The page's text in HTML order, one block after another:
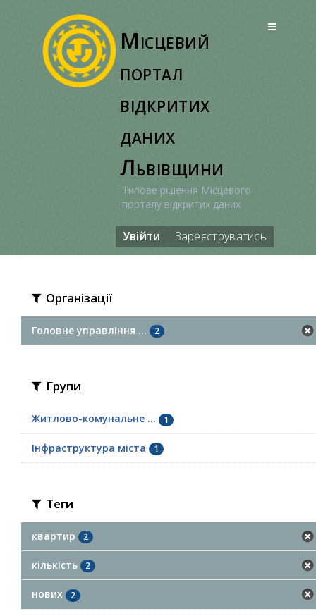
Місцевий
портал
відкритих
даних
Львівщини
Типове рішення Місцевого
порталу відкритих даних
Увійти Зареєструватись
Організації
Головне управління ... 2
Групи
Житлово-комунальне ... 1
Інфраструктура міста 1
Теги
квартир 2
кількість 2
нових 2